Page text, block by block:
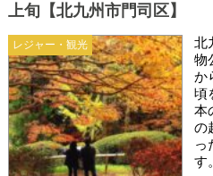
レジャー・観光
上旬【北九州市門司区】
北
物
か
頃
本
の
っ
す